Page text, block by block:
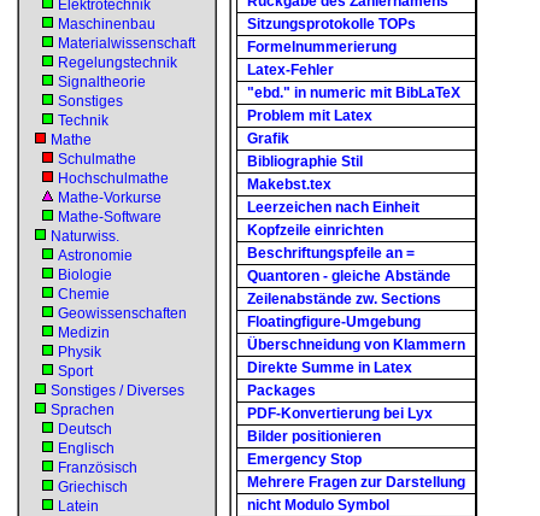
Elektrotechnik
Maschinenbau
Materialwissenschaft
Regelungstechnik
Signaltheorie
Sonstiges
Technik
Mathe
Schulmathe
Hochschulmathe
Mathe-Vorkurse
Mathe-Software
Naturwiss.
Astronomie
Biologie
Chemie
Geowissenschaften
Medizin
Physik
Sport
Sonstiges / Diverses
Sprachen
Deutsch
Englisch
Französisch
Griechisch
Latein
Sitzungsprotokolle TOPs
Formelnummerierung
Latex-Fehler
"ebd." in numeric mit BibLaTeX
Problem mit Latex
Grafik
Bibliographie Stil
Makebst.tex
Leerzeichen nach Einheit
Kopfzeile einrichten
Beschriftungspfeile an =
Quantoren - gleiche Abstände
Zeilenabstände zw. Sections
Floatingfigure-Umgebung
Überschneidung von Klammern
Direkte Summe in Latex
Packages
PDF-Konvertierung bei Lyx
Bilder positionieren
Emergency Stop
Mehrere Fragen zur Darstellung
nicht Modulo Symbol